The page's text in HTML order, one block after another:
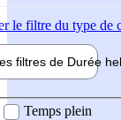
le filtre du type de
filtres de Durée
Temps plein